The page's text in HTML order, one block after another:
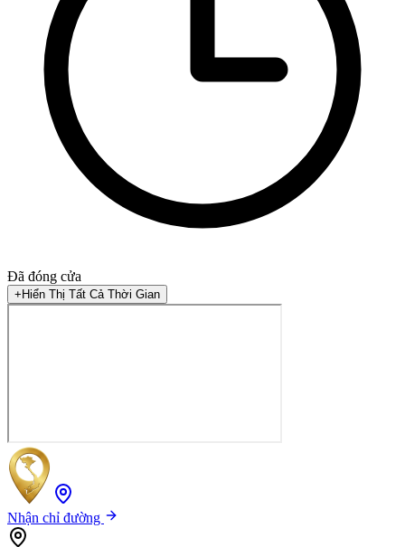
Đã đóng cửa
+Hiển Thị Tất Cả Thời Gian
Nhận chỉ đường